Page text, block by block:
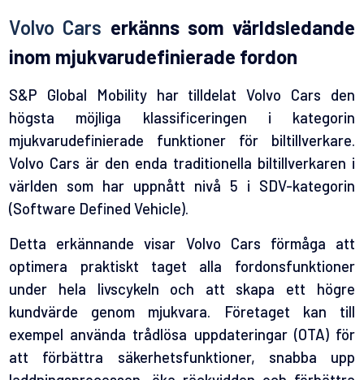
Volvo Cars erkänns som världsledande
inom mjukvarudefinierade fordon
S&P Global Mobility har tilldelat Volvo Cars den
högsta möjliga klassificeringen i kategorin
mjukvarudefinierade funktioner för biltillverkare.
Volvo Cars är den enda traditionella biltillverkaren i
världen som har uppnått nivå 5 i SDV-kategorin
(Software Defined Vehicle).
Detta erkännande visar Volvo Cars förmåga att
optimera praktiskt taget alla fordonsfunktioner
under hela livscykeln och att skapa ett högre
kundvärde genom mjukvara. Företaget kan till
exempel använda trådlösa uppdateringar (OTA) för
att förbättra säkerhetsfunktioner, snabba upp